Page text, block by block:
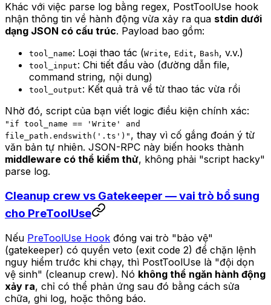
Khác với việc parse log bằng regex, PostToolUse hook
nhận thông tin về hành động vừa xảy ra qua stdin dưới
dạng JSON có cấu trúc. Payload bao gồm:
tool_name: Loại thao tác (Write, Edit, Bash, v.v.)
tool_input: Chi tiết đầu vào (đường dẫn file,
command string, nội dung)
tool_output: Kết quả trả về từ thao tác vừa rồi
Nhờ đó, script của bạn viết logic điều kiện chính xác:
"if tool_name == 'Write' and
file_path.endswith('.ts')" , thay vì cố gắng đoán ý từ
văn bản tự nhiên. JSON-RPC này biến hooks thành
middleware có thể kiểm thử, không phải "script hacky"
parse log.
Cleanup crew vs Gatekeeper — vai trò bổ sung
cho PreToolUse
Nếu PreToolUse Hook đóng vai trò "bảo vệ"
(gatekeeper) có quyền veto (exit code 2) để chặn lệnh
nguy hiểm trước khi chạy, thì PostToolUse là "đội dọn
vệ sinh" (cleanup crew). Nó không thể ngăn hành động
xảy ra, chỉ có thể phản ứng sau đó bằng cách sửa
chữa, ghi log, hoặc thông báo.